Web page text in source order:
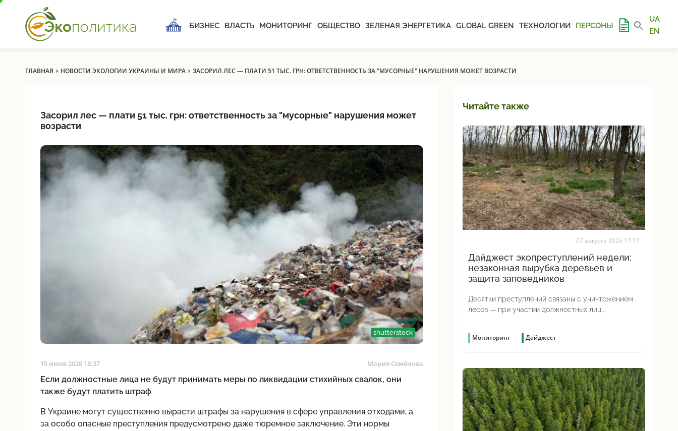
БИЗНЕС ВЛАСТЬ МОНИТОРИНГ ОБЩЕСТВО ЗЕЛЕНАЯ ЭНЕРГЕТИКА GLOBAL GREEN ТЕХНОЛОГИИ ПЕРСОНЫ
UA
EN
ГЛАВНАЯ › НОВОСТИ ЭКОЛОГИИ УКРАИНЫ И МИРА› ЗАСОРИЛ ЛЕС — ПЛАТИ 51 ТЫС. ГРН: ОТВЕТСТВЕННОСТЬ ЗА "МУСОРНЫЕ" НАРУШЕНИЯ МОЖЕТ ВОЗРАСТИ
Засорил лес — плати 51 тыс. грн: ответственность за "мусорные" нарушения может
возрасти
shutterstock
15 июня 2026 18:37 Мария Семёнова
Если должностные лица не будут принимать меры по ликвидации стихийных свалок, они
также будут платить штраф
В Украине могут существенно вырасти штрафы за нарушения в сфере управления отходами, а
за особо опасные преступления предусмотрено даже тюремное заключение. Эти нормы
Читайте также
07 августа 2026 17:17
Дайджест экопреступлений недели:
незаконная вырубка деревьев и
защита заповедников
Десятки преступлений связаны с уничтожением
лесов — при участии должностных лиц,
Мониторинг Дайджест